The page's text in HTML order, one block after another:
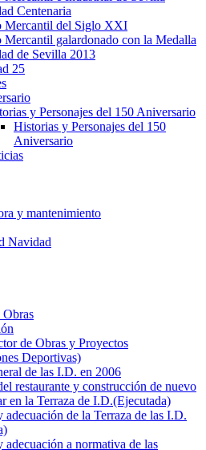
Centenaria
Mercantil del Siglo XXI
galardonado con la Medalla
de Sevilla 2013
25
y Personajes del 150 Aniversario
Historias y Personajes del 150
Aniversario
y mantenimiento
Navidad
de Obras y Proyectos
Deportivas)
de las I.D. en 2006
restaurante y construcción de nuevo
en la Terraza de I.D.(Ejecutada)
adecuación de la Terraza de las I.D.
adecuación a normativa de las